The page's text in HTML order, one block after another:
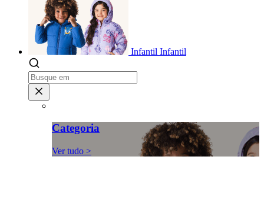
Infantil Infantil
Categoria
Ver tudo >